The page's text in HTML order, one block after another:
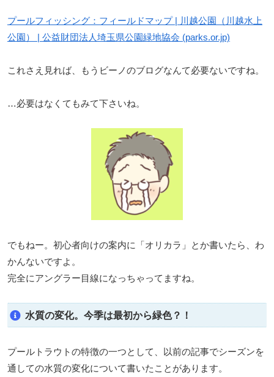
プールフィッシング：フィールドマップ | 川越公園（川越水上
公園） | 公益財団法人埼玉県公園緑地協会 (parks.or.jp)
これさえ見れば、もうビーノのブログなんて必要ないですね。
…必要はなくてもみて下さいね。
でもねー。初心者向けの案内に「オリカラ」とか書いたら、わ
かんないですよ。
完全にアングラー目線になっちゃってますね。
水質の変化。今季は最初から緑色？！
プールトラウトの特徴の一つとして、以前の記事でシーズンを
通しての水質の変化について書いたことがあります。